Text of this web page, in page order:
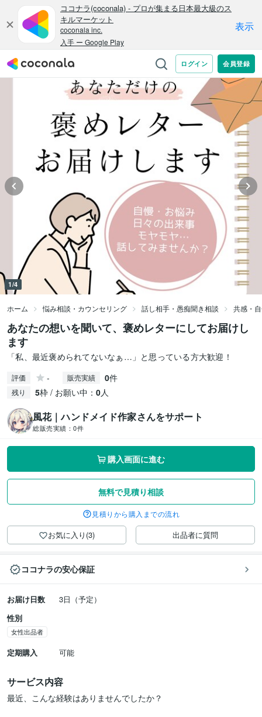
1/4
ホーム 悩み相談・カウンセリング 話し相手・愚痴聞き相談 共感・
あなたの想いを聞いて、褒めレターにしてお届けし
ます
「私、最近褒められてないなぁ…」と思っている方大歓迎！
評価 - 販売実績 0件
残り 5枠 / お願い中： 0人
風花｜ハンドメイド作家さんをサポート
総販売実績： 0件
購入画面に進む
無料で見積り相談
見積りから購入までの流れ
お気に入り(3) 出品者に質問
ココナラの安心保証
お届け日数
3日（予定）
性別
女性出品者
定期購入 可能
サービス内容
最近、こんな経験はありませんでしたか？